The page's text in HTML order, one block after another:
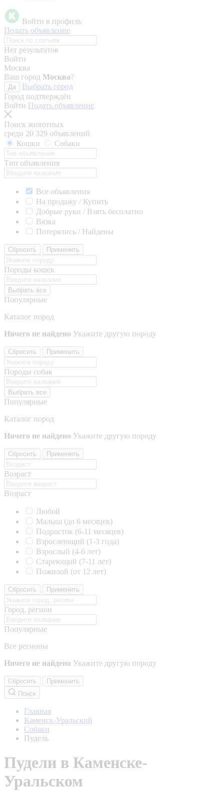
Войти в профиль
Подать объявление
Нет результатов
Войти
Москва
Ваш город Москва?
Да
Выбрать город
Город подтверждён
Войти Подать объявление
Поиск животных
среди 20 329 объявлений
Кошки
Собаки
Тип объявления
Все объявления
На продажу / Купить
Добрые руки / Взять бесплатно
Вязка
Потерялись / Найдены
Сбросить Применить
Породы кошек
Выбрать все
Популярные
Каталог пород
Ничего не найдено Укажите другую породу
Сбросить Применить
Породы собак
Выбрать все
Популярные
Каталог пород
Ничего не найдено Укажите другую породу
Сбросить Применить
Возраст
Возраст
Любой
Малыш (до 6 месяцев)
Подросток (6-11 месяцев)
Взрослеющий (1-3 года)
Взрослый (4-6 лет)
Стареющий (7-11 лет)
Пожилой (от 12 лет)
Сбросить Применить
Город, регион
Популярные
Все регионы
Ничего не найдено Укажите другую породу
Сбросить
Применить
Поиск
Главная
Каменск-Уральский
Собаки
Пудель
Пудели в Каменске-
Уральском